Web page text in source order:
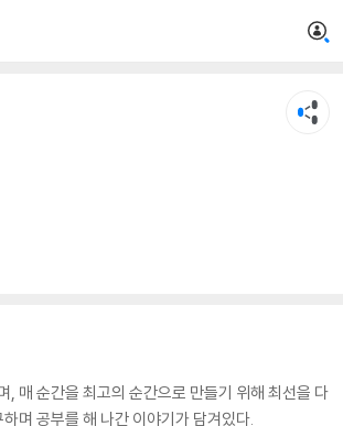
매 순간을 최고의 순간으로 만들기 위해 최선을 다
며 공부를 해 나간 이야기가 담겨있다.